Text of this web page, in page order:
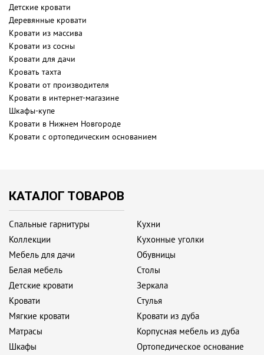
Детские кровати
Деревянные кровати
Кровати из массива
Кровати из сосны
Кровати для дачи
Кровать тахта
Кровати от производителя
Кровати в интернет-магазине
Шкафы-купе
Кровати в Нижнем Новгороде
Кровати с ортопедическим основанием
КАТАЛОГ ТОВАРОВ
Спальные гарнитуры
Коллекции
Мебель для дачи
Белая мебель
Детские кровати
Кровати
Мягкие кровати
Матрасы
Шкафы
Кухни
Кухонные уголки
Обувницы
Столы
Зеркала
Стулья
Кровати из дуба
Корпусная мебель из дуба
Ортопедическое основание